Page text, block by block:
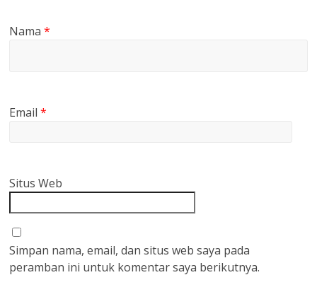
Nama*
Email*
Situs Web
Simpan nama, email, dan situs web saya pada
peramban ini untuk komentar saya berikutnya.